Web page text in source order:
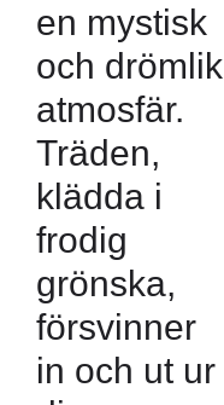
en mystisk
och drömlik
atmosfär.
Träden,
klädda i
frodig
grönska,
försvinner
in och ut ur